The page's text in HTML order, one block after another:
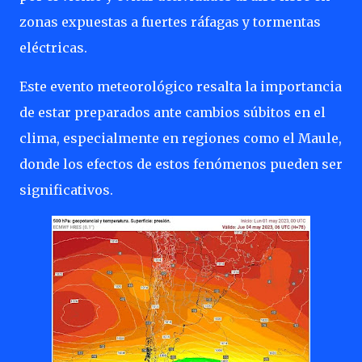
zonas expuestas a fuertes ráfagas y tormentas
eléctricas.
Este evento meteorológico resalta la importancia
de estar preparados ante cambios súbitos en el
clima, especialmente en regiones como el Maule,
donde los efectos de estos fenómenos pueden ser
significativos.